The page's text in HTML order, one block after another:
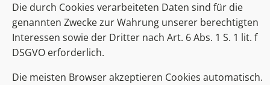
Die durch Cookies verarbeiteten Daten sind für die
genannten Zwecke zur Wahrung unserer berechtigten
Interessen sowie der Dritter nach Art. 6 Abs. 1 S. 1 lit. f
DSGVO erforderlich.
Die meisten Browser akzeptieren Cookies automatisch.